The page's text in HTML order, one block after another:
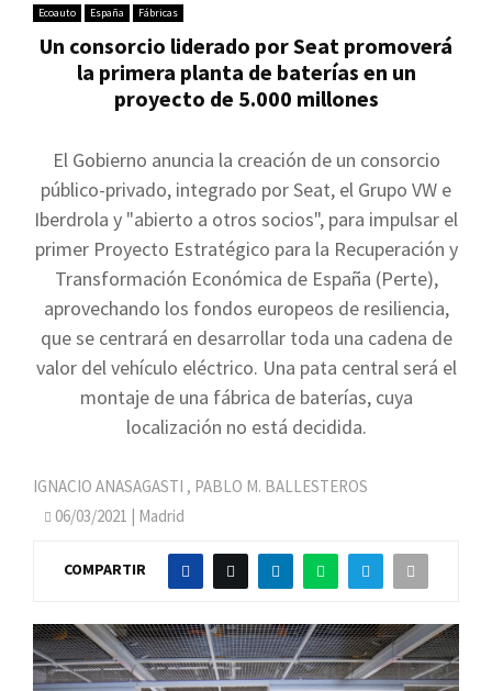
Ecoauto España Fábricas
Un consorcio liderado por Seat promoverá
la primera planta de baterías en un
proyecto de 5.000 millones
El Gobierno anuncia la creación de un consorcio
público-privado, integrado por Seat, el Grupo VW e
Iberdrola y "abierto a otros socios", para impulsar el
primer Proyecto Estratégico para la Recuperación y
Transformación Económica de España (Perte),
aprovechando los fondos europeos de resiliencia,
que se centrará en desarrollar toda una cadena de
valor del vehículo eléctrico. Una pata central será el
montaje de una fábrica de baterías, cuya
localización no está decidida.
IGNACIO ANASAGASTI , PABLO M. BALLESTEROS
06/03/2021 | Madrid
COMPARTIR